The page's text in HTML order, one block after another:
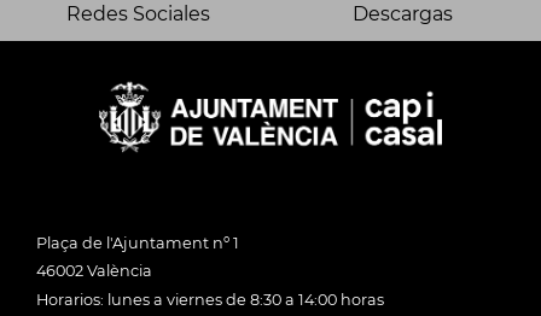
Redes Sociales Descargas
Plaça de l'Ajuntament nº 1
46002 València
Horarios: lunes a viernes de 8:30 a 14:00 horas